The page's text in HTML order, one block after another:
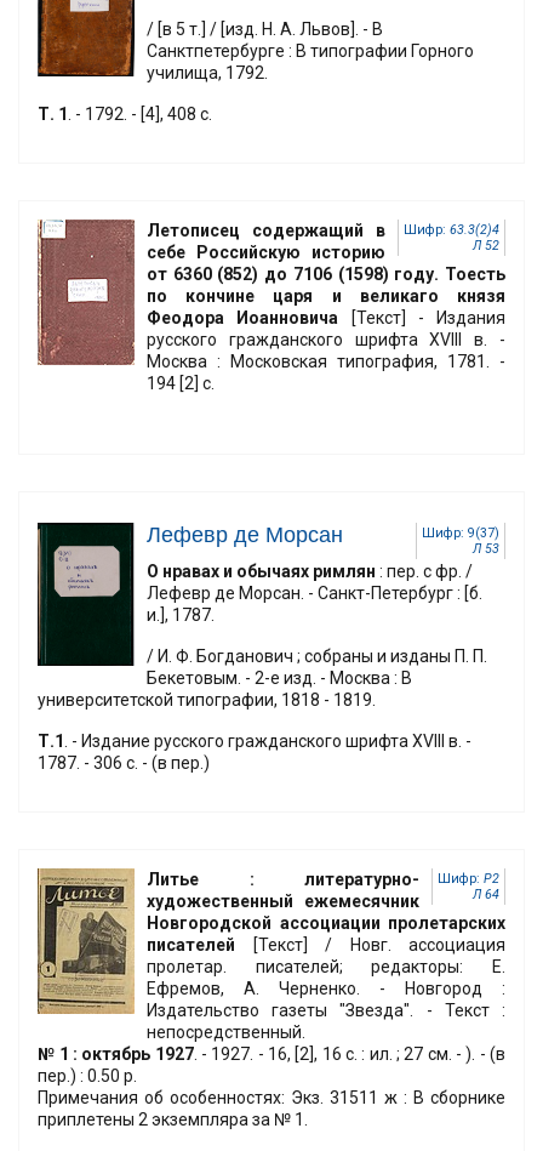
/ [в 5 т.] / [изд. Н. А. Львов]. - В
Санктпетербурге : В типографии Горного
училища, 1792.
Т. 1. - 1792. - [4], 408 с.
Шифр: 63.3(2)4
Л 52
Летописец содержащий в
себе Российскую историю
от 6360 (852) до 7106 (1598) году. Тоесть
по кончине царя и великаго князя
Феодора Иоанновича [Текст] - Издания
русского гражданского шрифта XVIII в. -
Москва : Московская типография, 1781. -
194 [2] с.
Шифр: 9(37)
Л 53
Лефевр де Морсан
О нравах и обычаях римлян : пер. с фр. /
Лефевр де Морсан. - Санкт-Петербург : [б.
и.], 1787.
/ И. Ф. Богданович ; собраны и изданы П. П.
Бекетовым. - 2-е изд. - Москва : В
университетской типографии, 1818 - 1819.
Т.1. - Издание русского гражданского шрифта XVIII в. -
1787. - 306 с. - (в пер.)
Шифр: Р2
Л 64
Литье : литературно-
художественный ежемесячник
Новгородской ассоциации пролетарских
писателей
[Текст] / Новг. ассоциация
пролетар. писателей; редакторы: Е.
Ефремов, А. Черненко. - Новгород :
Издательство газеты "Звезда". - Текст :
непосредственный.
№ 1 : октябрь 1927. - 1927. - 16, [2], 16 с. : ил. ; 27 см. - ). - (в
пер.) : 0.50 р.
Примечания об особенностях: Экз. 31511 ж : В сборнике
приплетены 2 экземпляра за № 1.